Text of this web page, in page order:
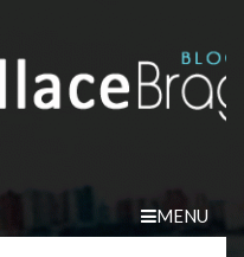
MENU